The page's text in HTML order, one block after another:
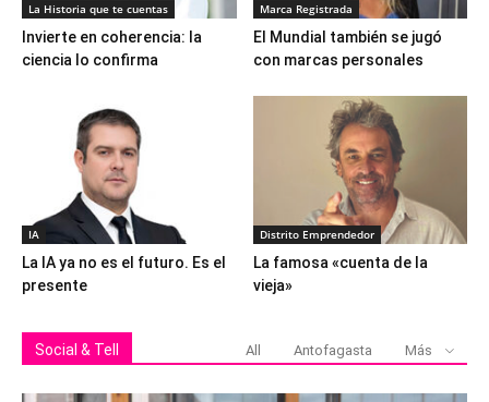
La Historia que te cuentas
Invierte en coherencia: la
ciencia lo confirma
Marca Registrada
El Mundial también se jugó
con marcas personales
IA
La IA ya no es el futuro. Es el
presente
Distrito Emprendedor
La famosa «cuenta de la
vieja»
Social & Tell All Antofagasta Más